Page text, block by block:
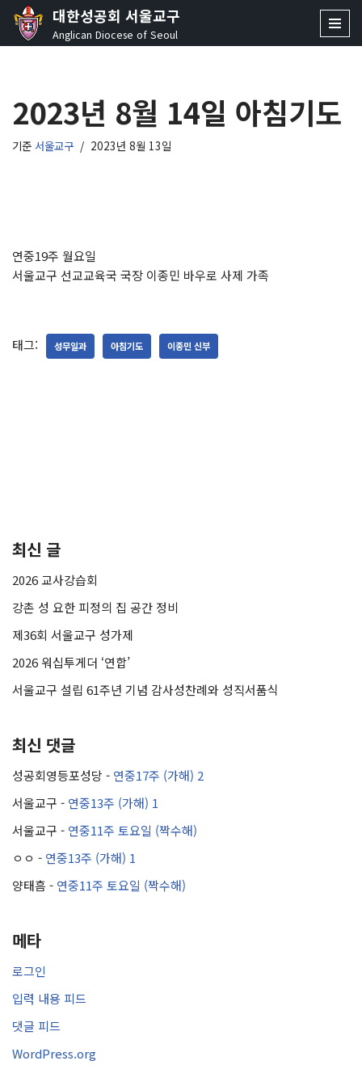
콘
로
건
너
대한성공회 서울교구
Anglican Diocese of Seoul
2023년 8월 14일 아침기도
기준 서울교구 2023년 8월 13일
연중19주 월요일
서울교구 선교교육국 국장 이종민 바우로 사제 가족
태그: 성무일과 아침기도 이종민 신부
최신 글
2026 교사강습회
강촌 성 요한 피정의 집 공간 정비
제36회 서울교구 성가제
2026 워십투게더 ‘연합’
서울교구 설립 61주년 기념 감사성찬례와 성직서품식
최신 댓글
성공회영등포성당 - 연중17주 (가해) 2
서울교구 - 연중13주 (가해) 1
서울교구 - 연중11주 토요일 (짝수해)
ㅇㅇ - 연중13주 (가해) 1
양태흠 - 연중11주 토요일 (짝수해)
메타
로그인
입력 내용 피드
댓글 피드
WordPress.org